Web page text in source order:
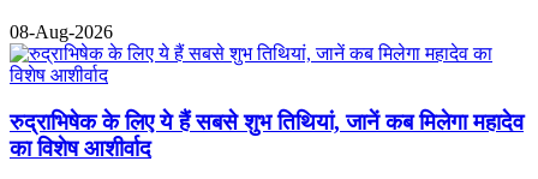
08-Aug-2026
रुद्राभिषेक के लिए ये हैं सबसे शुभ तिथियां, जानें कब मिलेगा महादेव
का विशेष आशीर्वाद